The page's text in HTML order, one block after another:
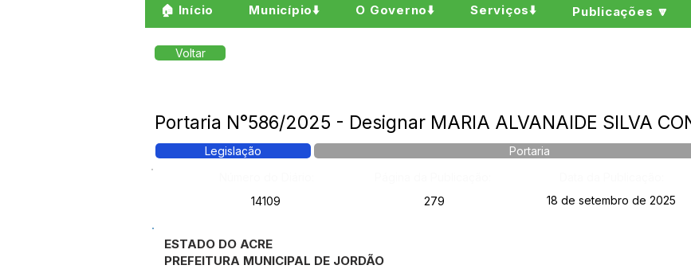
🏠 Início Município⬇️ O Governo⬇️ Serviços⬇️ Publicações 🔽
Voltar
Portaria N°586/2025 - Designar MARIA ALVANAIDE SILVA
Legislação
Portaria
14109
279 18 de setembro de 2025
ESTADO DO ACRE
PREFEITURA MUNICIPAL DE JORDÃO